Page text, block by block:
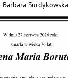
Surdykowska